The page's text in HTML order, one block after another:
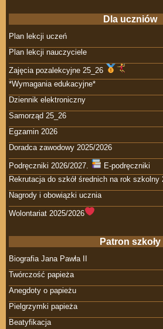
Dla uczniów
Plan lekcji uczeń
Plan lekcji nauczyciele
Zajęcia pozalekcyjne 25_26
*Wymagania edukacyjne*
Dziennik elektroniczny
Samorząd 25_26
Egzamin 2026
Doradca zawodowy 2025/2026
Podręczniki 2026/2027.
E-podręczniki
Rekrutacja do szkół średnich na rok szkolny
Nagrody i obowiązki ucznia
Wolontariat 2025/2026
Patron szkoły
Biografia Jana Pawła II
Twórczość papieża
Anegdoty o papieżu
Pielgrzymki papieża
Beatyfikacja